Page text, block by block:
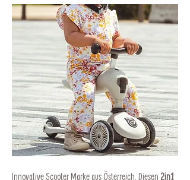
Innovative Scooter Marke aus Österreich. Diesen 2in1